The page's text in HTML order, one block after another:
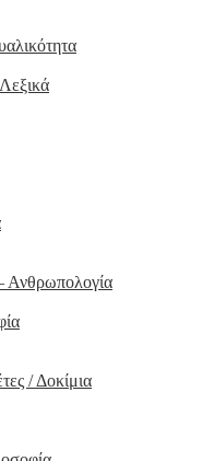
Ανθρωπολογία
/ Δοκίμια